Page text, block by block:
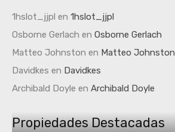
1hslot_jjpl en 1hslot_jjpl
Osborne Gerlach en Osborne Gerlach
Matteo Johnston en Matteo Johnston
Davidkes en Davidkes
Archibald Doyle en Archibald Doyle
Propiedades Destacadas